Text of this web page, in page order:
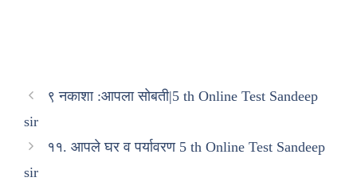
९ नकाशा :आपला सोबती|5 th Online Test Sandeep
sir
११. आपले घर व पर्यावरण 5 th Online Test Sandeep
sir